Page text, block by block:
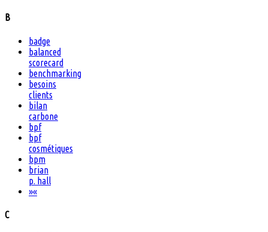
B
badge
balanced
scorecard
benchmarking
besoins
clients
bilan
carbone
bpf
bpf
cosmétiques
bpm
brian
p. hall
»«
C